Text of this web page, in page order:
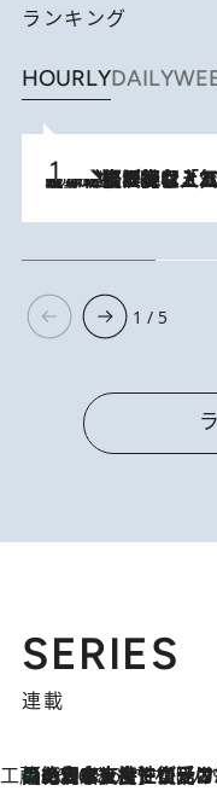
ランキング
HOURLYDAILY
2026.8.5
【なぜ吉沢亮は「気配を消せる」のか？】興行収入208億の『国宝』を経て挑むミュージカル『ディア・エヴァン・ハンセン』。トップ俳優が舞台上でさらけ出した“孤独”とは
1 / 5
SERIES
連載
工藤まやのおもてなしハ
2026.8.6
【ハワイ土産】ローカルの絶大な支持で復活！ 絶品の幻クッキー《元ファンの日本人女性が受け継いだ名店》